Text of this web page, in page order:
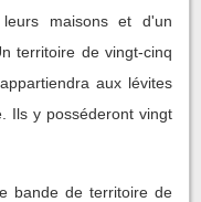
maisons et d'un
territoire de vingt-cinq
aux lévites
Ils y posséderont vingt
bande de territoire de